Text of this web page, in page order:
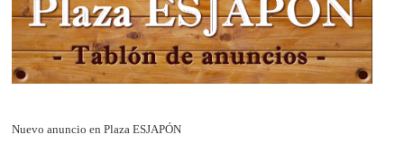
Nuevo anuncio en Plaza ESJAPÓN